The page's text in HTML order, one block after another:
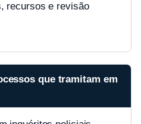
recursos e revisão
que tramitam em